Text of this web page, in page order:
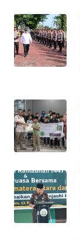
WN
BINTAN
WN
WN
LIKUPANG
WN
WN
BORNEO